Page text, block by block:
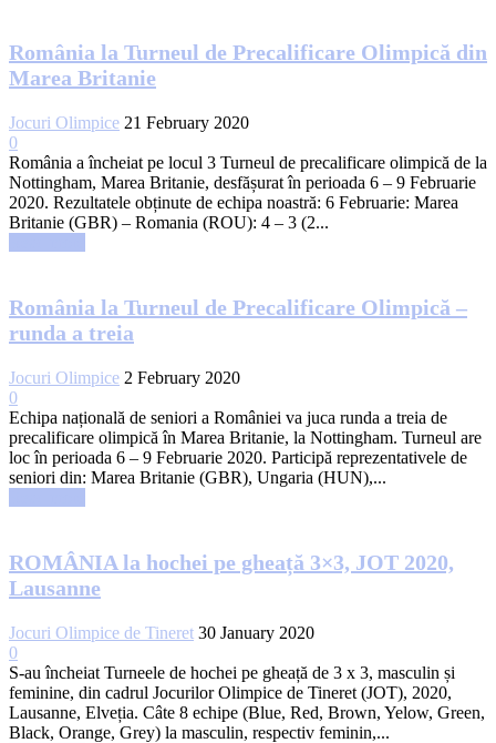
România la Turneul de Precalificare Olimpică din
Marea Britanie
Jocuri Olimpice 21 February 2020
0
România a încheiat pe locul 3 Turneul de precalificare olimpică de la
Nottingham, Marea Britanie, desfășurat în perioada 6 – 9 Februarie
2020. Rezultatele obținute de echipa noastră: 6 Februarie: Marea
Britanie (GBR) – Romania (ROU): 4 – 3 (2...
România la Turneul de Precalificare Olimpică –
runda a treia
Jocuri Olimpice 2 February 2020
0
Echipa națională de seniori a României va juca runda a treia de
precalificare olimpică în Marea Britanie, la Nottingham. Turneul are
loc în perioada 6 – 9 Februarie 2020. Participă reprezentativele de
seniori din: Marea Britanie (GBR), Ungaria (HUN),...
ROMÂNIA la hochei pe gheață 3×3, JOT 2020,
Lausanne
Jocuri Olimpice de Tineret 30 January 2020
0
S-au încheiat Turneele de hochei pe gheață de 3 x 3, masculin și
feminine, din cadrul Jocurilor Olimpice de Tineret (JOT), 2020,
Lausanne, Elveția. Câte 8 echipe (Blue, Red, Brown, Yelow, Green,
Black, Orange, Grey) la masculin, respectiv feminin,...